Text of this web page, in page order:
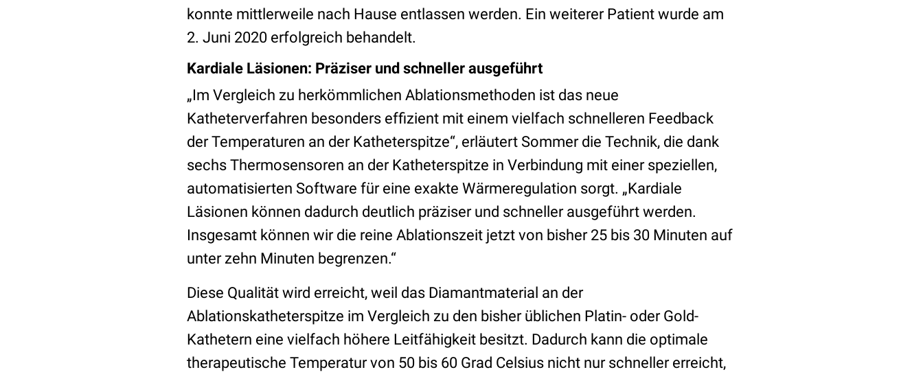
konnte mittlerweile nach Hause entlassen werden. Ein weiterer Patient wurde am
2. Juni 2020 erfolgreich behandelt.
Kardiale Läsionen: Präziser und schneller ausgeführt
„Im Vergleich zu herkömmlichen Ablationsmethoden ist das neue
Katheterverfahren besonders effizient mit einem vielfach schnelleren Feedback
der Temperaturen an der Katheterspitze“, erläutert Sommer die Technik, die dank
sechs Thermosensoren an der Katheterspitze in Verbindung mit einer speziellen,
automatisierten Software für eine exakte Wärmeregulation sorgt. „Kardiale
Läsionen können dadurch deutlich präziser und schneller ausgeführt werden.
Insgesamt können wir die reine Ablationszeit jetzt von bisher 25 bis 30 Minuten auf
unter zehn Minuten begrenzen.“
Diese Qualität wird erreicht, weil das Diamantmaterial an der
Ablationskatheterspitze im Vergleich zu den bisher üblichen Platin- oder Gold-
Kathetern eine vielfach höhere Leitfähigkeit besitzt. Dadurch kann die optimale
therapeutische Temperatur von 50 bis 60 Grad Celsius nicht nur schneller erreicht,